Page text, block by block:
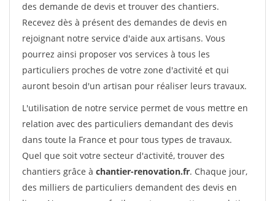
des demande de devis et trouver des chantiers.
Recevez dès à présent des demandes de devis en
rejoignant notre service d'aide aux artisans. Vous
pourrez ainsi proposer vos services à tous les
particuliers proches de votre zone d'activité et qui
auront besoin d'un artisan pour réaliser leurs travaux.
L'utilisation de notre service permet de vous mettre en
relation avec des particuliers demandant des devis
dans toute la France et pour tous types de travaux.
Quel que soit votre secteur d'activité, trouver des
chantiers grâce à chantier-renovation.fr. Chaque jour,
des milliers de particuliers demandent des devis en